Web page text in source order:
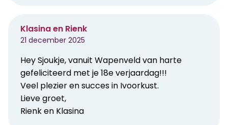
Klasina en Rienk
21 december 2025
Hey Sjoukje, vanuit Wapenveld van harte
gefeliciteerd met je 18e verjaardag!!!
Veel plezier en succes in Ivoorkust.
Lieve groet,
Rienk en Klasina